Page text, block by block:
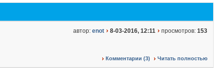
автор: enot 8-03-2016, 12:11 просмотров: 153
Комментарии (3) Читать полностью